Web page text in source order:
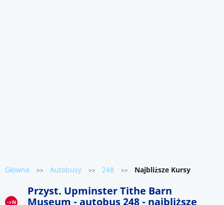
Główna >> Autobusy >> 248 >> Najbliższe Kursy
->N
Przyst. Upminster Tithe Barn
Museum - autobus 248 - najbliższe